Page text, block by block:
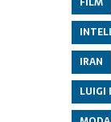
IRAN
LUIGI